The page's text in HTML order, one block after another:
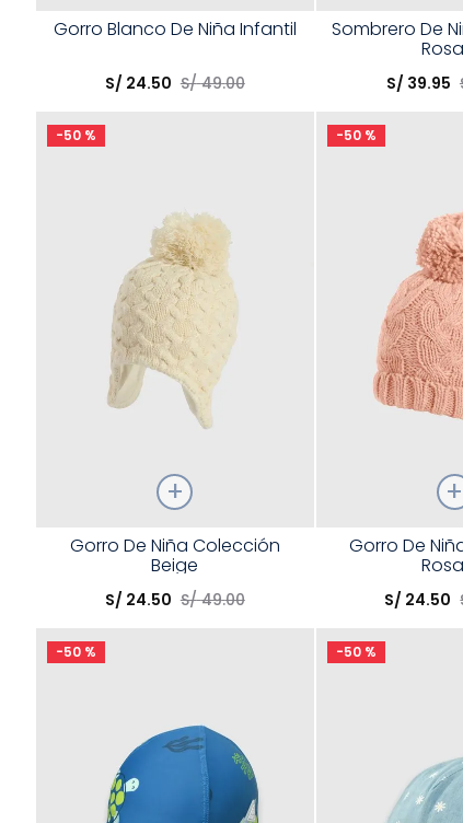
Talla
Gorro Blanco De Niña Infantil
S/ 24.50 S/ 49.00
Talla
Elige una opción
Sombrero De
S/ 39.95
-50 %
Talla
Elige una opción
Gorro De Niña Colección
Beige
S/ 24.50 S/ 49.00
-50 %
Talla
Elige una opción
Gorro De
S/ 24.50
-50 % -50 %